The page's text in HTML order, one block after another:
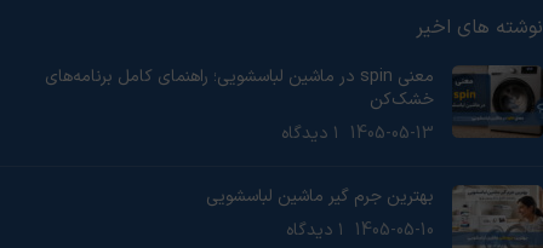
نوشته های اخیر
معنی spin در ماشین لباسشویی؛ راهنمای کامل برنامه‌های
خشک‌کن
1405-05-13 ۱ دیدگاه
بهترین جرم گیر ماشین لباسشویی
1405-05-10 ۱ دیدگاه